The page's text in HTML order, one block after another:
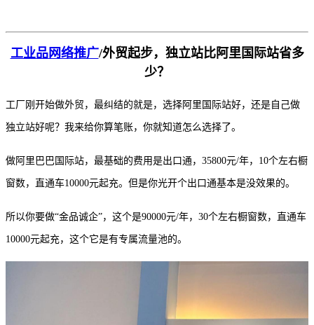
工业品网络推广/外贸起步，独立站比阿里国际站省多
少？
工厂刚开始做外贸，最纠结的就是，选择阿里国际站好，还是自己做
独立站好呢？我来给你算笔账，你就知道怎么选择了。
做阿里巴巴国际站，最基础的费用是出口通， 35800元/年，10个左右橱
窗数，直通车10000元起充。但是你光开个出口通基本是没效果的。
所以你要做“金品诚企”，这个是90000元/年， 30个左右橱窗数，直通车
10000元起充，这个它是有专属流量池的。